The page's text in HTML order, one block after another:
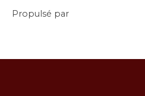
Propulsé par